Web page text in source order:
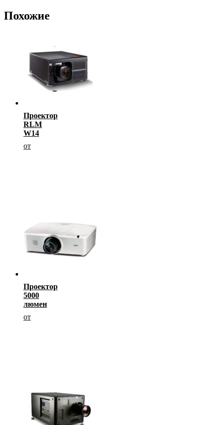
Похожие
Проектор
RLM
W14
от
Проектор
5000
люмен
от